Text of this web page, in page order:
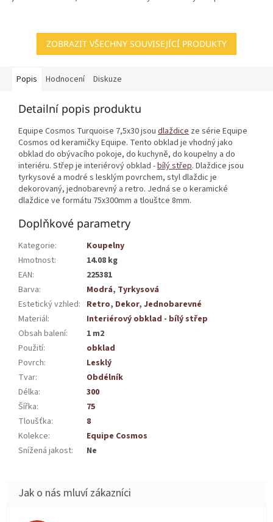
ZOBRAZIT VŠECHNY SOUVISEJÍCÍ PRODUKTY
Popis Hodnocení Diskuze
Detailní popis produktu
Equipe Cosmos Turquoise 7,5x30 jsou dlaždice ze série Equipe
Cosmos od keramičky Equipe. Tento obklad je vhodný jako
obklad do obývacího pokoje, do kuchyně, do koupelny a do
interiéru. Střep je interiérový obklad -bílý střep. Dlaždice jsou
tyrkysové a modré s lesklým povrchem, styl dlaždic je
dekorovaný, jednobarevný a retro. Jedná se o keramické
dlaždice ve formátu 75x300mm a tlouštce 8mm.
Doplňkové parametry
Kategorie:
Koupelny
Hmotnost:
14.08 kg
EAN:
225381
Barva: Modrá, Tyrkysová
Estetický vzhled: Retro, Dekor, Jednobarevné
Materiál:
Interiérový obklad - bílý střep
Obsah balení:
1 m2
Použití:
obklad
Povrch:
Lesklý
Tvar:
Obdélník
Délka:
300
Šířka:
75
Tloušťka:
8
Kolekce:
Equipe Cosmos
Snížená jakost: Ne